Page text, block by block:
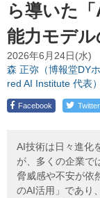
ら導いた
能力モデル
2026年6月24日(水)
森 正弥（博報堂DY
red AI Institute 代表）
Facebook Twitter
AI技術は日々進化
が、多くの企業で
脅威感や不安が依
のAI活用」であり